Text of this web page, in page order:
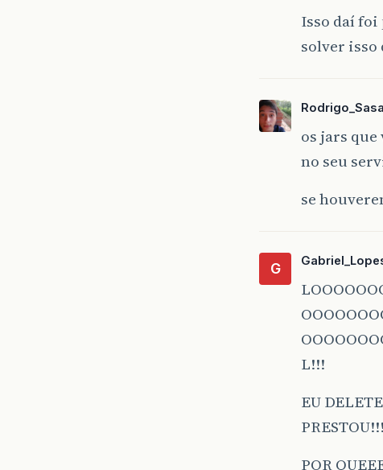
Isso daí foi
solver
os jars que
no seu
se
G
L!!!
EU
PRESTOU!!!
POR